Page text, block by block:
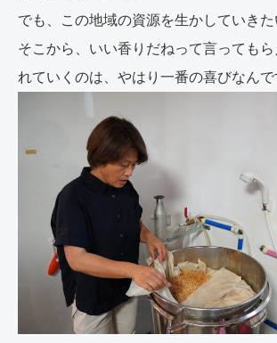
でも、この地域の資源を生かしていきた
そこから、いい香りだねって言ってもら
れていくのは、やはり一番の喜びなんで